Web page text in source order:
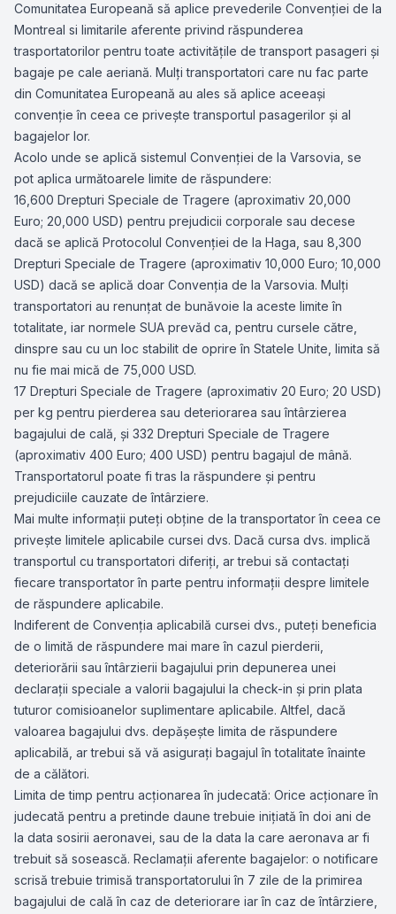
Comunitatea Europeană să aplice prevederile Convenţiei de la
Montreal si limitarile aferente privind răspunderea
trasportatorilor pentru toate activităţile de transport pasageri şi
bagaje pe cale aeriană. Mulţi transportatori care nu fac parte
din Comunitatea Europeană au ales să aplice aceeaşi
convenţie în ceea ce priveşte transportul pasagerilor şi al
bagajelor lor.
Acolo unde se aplică sistemul Convenţiei de la Varsovia, se
pot aplica următoarele limite de răspundere:
16,600 Drepturi Speciale de Tragere (aproximativ 20,000
Euro; 20,000 USD) pentru prejudicii corporale sau decese
dacă se aplică Protocolul Convenţiei de la Haga, sau 8,300
Drepturi Speciale de Tragere (aproximativ 10,000 Euro; 10,000
USD) dacă se aplică doar Convenţia de la Varsovia. Mulţi
transportatori au renunţat de bunăvoie la aceste limite în
totalitate, iar normele SUA prevăd ca, pentru cursele către,
dinspre sau cu un loc stabilit de oprire în Statele Unite, limita să
nu fie mai mică de 75,000 USD.
17 Drepturi Speciale de Tragere (aproximativ 20 Euro; 20 USD)
per kg pentru pierderea sau deteriorarea sau întârzierea
bagajului de cală, şi 332 Drepturi Speciale de Tragere
(aproximativ 400 Euro; 400 USD) pentru bagajul de mână.
Transportatorul poate fi tras la răspundere şi pentru
prejudiciile cauzate de întârziere.
Mai multe informaţii puteţi obţine de la transportator în ceea ce
priveşte limitele aplicabile cursei dvs. Dacă cursa dvs. implică
transportul cu transportatori diferiţi, ar trebui să contactaţi
fiecare transportator în parte pentru informaţii despre limitele
de răspundere aplicabile.
Indiferent de Convenţia aplicabilă cursei dvs., puteţi beneficia
de o limită de răspundere mai mare în cazul pierderii,
deteriorării sau întârzierii bagajului prin depunerea unei
declaraţii speciale a valorii bagajului la check-in şi prin plata
tuturor comisioanelor suplimentare aplicabile. Altfel, dacă
valoarea bagajului dvs. depăşeşte limita de răspundere
aplicabilă, ar trebui să vă asiguraţi bagajul în totalitate înainte
de a călători.
Limita de timp pentru acţionarea în judecată: Orice acţionare în
judecată pentru a pretinde daune trebuie iniţiată în doi ani de
la data sosirii aeronavei, sau de la data la care aeronava ar fi
trebuit să sosească. Reclamaţii aferente bagajelor: o notificare
scrisă trebuie trimisă transportatorului în 7 zile de la primirea
bagajului de cală în caz de deteriorare iar în caz de întârziere,